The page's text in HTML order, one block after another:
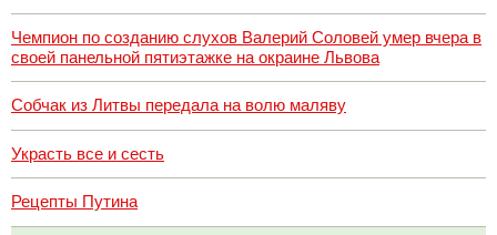
Чемпион по созданию слухов Валерий Соловей умер вчера в
своей панельной пятиэтажке на окраине Львова
Собчак из Литвы передала на волю маляву
Украсть все и сесть
Рецепты Путина